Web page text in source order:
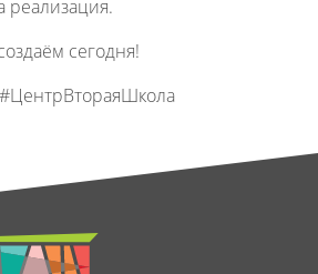
реализация.
сегодня!